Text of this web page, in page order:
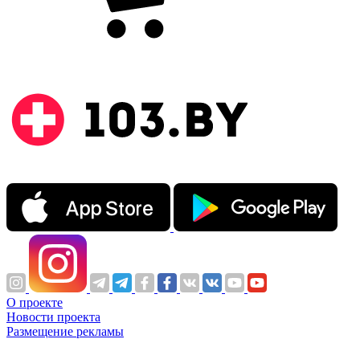
О проекте
Новости проекта
Размещение рекламы